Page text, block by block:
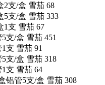
2支/盒 雪茄 68
5支/盒 雪茄 333
1支 雪茄 67
支/盒 雪茄 451
支 雪茄 91
支/盒 雪茄 318
支 雪茄 64
铝管5支/盒 雪茄 308